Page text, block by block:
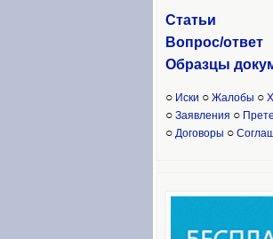
Статьи
Вопрос/ответ
Образцы доку
○ Иски ○ Жалобы ○
○ Заявления ○
○ Договоры ○